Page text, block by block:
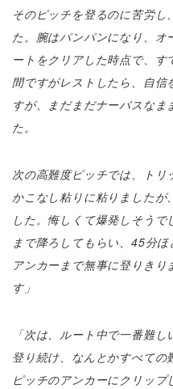
そのピッチを登るのに苦労し
た。腕はパンパンになり、
ートをクリアした時点で、
間ですがレストしたら、自
すが、まだまだナーバスなま
た。
次の高難度ピッチでは、ト
かこなし粘りに粘りました
した。悔しくて爆発しそう
まで降ろしてもらい、45分
アンカーまで無事に登りき
す」
「次は、ルート中で一番難
登り続け、なんとかすべて
ピッチのアンカーにクリッ